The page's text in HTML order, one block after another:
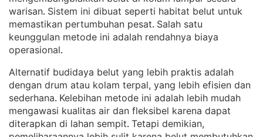
warisan. Sistem ini dibuat seperti habitat belut untuk
memastikan pertumbuhan pesat. Salah satu
keunggulan metode ini adalah rendahnya biaya
operasional.
Alternatif budidaya belut yang lebih praktis adalah
dengan drum atau kolam terpal, yang lebih efisien dan
sederhana. Kelebihan metode ini adalah lebih mudah
mengawasi kualitas air dan fleksibel karena dapat
diterapkan di lahan sempit. Tetapi demikian,